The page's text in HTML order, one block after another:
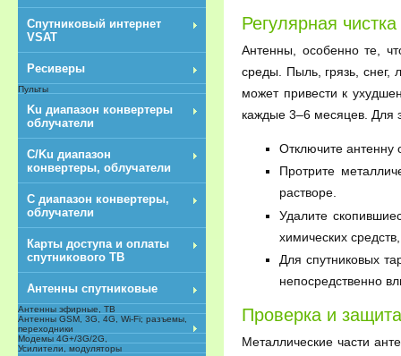
Регулярная
Антенны, особенно те,
среды. Пыль, грязь, снег,
может привести к
каждые 3–6 месяцев. Для
Отключите антенну
Протрите
растворе.
Удалите
химических
Для спутниковых
непосредственно
Проверка и
Металлические части
Спутниковый интернет
VSAT
Ресиверы
Пульты
Ku диапазон конвертеры
облучатели
C/Ku диапазон
конвертеры, облучатели
С диапазон конвертеры,
облучатели
Карты доступа и оплаты
спутникового ТВ
Антенны спутниковые
Антенны эфирные, ТВ
Антенны GSM, 3G, 4G, Wi-Fi; разъемы,
переходники
Модемы 4G+/3G/2G,
Усилители, модуляторы